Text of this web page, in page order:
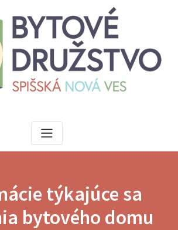
týkajúce sa
bytového domu